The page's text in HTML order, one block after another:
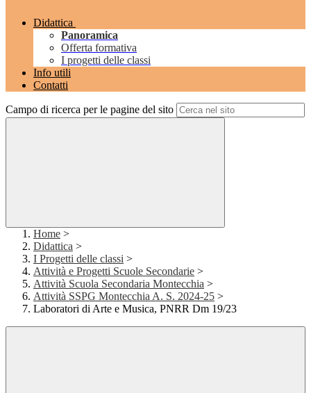
Didattica
Panoramica
Offerta formativa
I progetti delle classi
Info utili
Contatti
Campo di ricerca per le pagine del sito
Home >
Didattica >
I Progetti delle classi >
Attività e Progetti Scuole Secondarie >
Attività Scuola Secondaria Montecchia >
Attività SSPG Montecchia A. S. 2024-25 >
Laboratori di Arte e Musica, PNRR Dm 19/23